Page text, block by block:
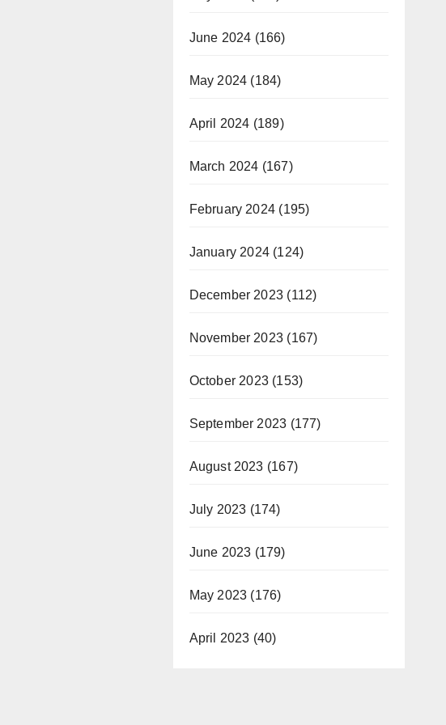
June 2024 (166)
May 2024 (184)
April 2024 (189)
March 2024 (167)
February 2024 (195)
January 2024(124)
December 2023 (112)
November 2023 (167)
October 2023(153)
September 2023 (177)
August 2023 (167)
July 2023 (174)
June 2023 (179)
May 2023 (176)
April 2023 (40)